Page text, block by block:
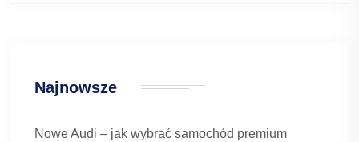
Najnowsze
Nowe Audi – jak wybrać samochód premium